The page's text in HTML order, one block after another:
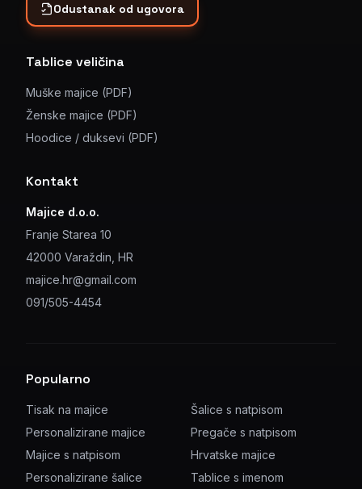
Odustanak od ugovora
Tablice veličina
Muške majice (PDF)
Ženske majice (PDF)
Hoodice / duksevi (PDF)
Kontakt
Majice d.o.o.
Franje Starea 10
42000 Varaždin, HR
majice.hr@gmail.com
091/505-4454
Popularno
Tisak na majice
Personalizirane majice
Majice s natpisom
Personalizirane šalice
Šalice s natpisom
Pregače s natpisom
Hrvatske majice
Tablice s imenom